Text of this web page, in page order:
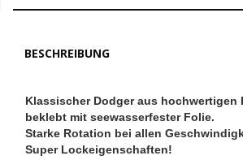
BESCHREIBUNG
Klassischer Dodger aus hochwertigen
beklebt mit seewasserfester Folie.
Starke Rotation bei allen
Super Lockeigenschaften!